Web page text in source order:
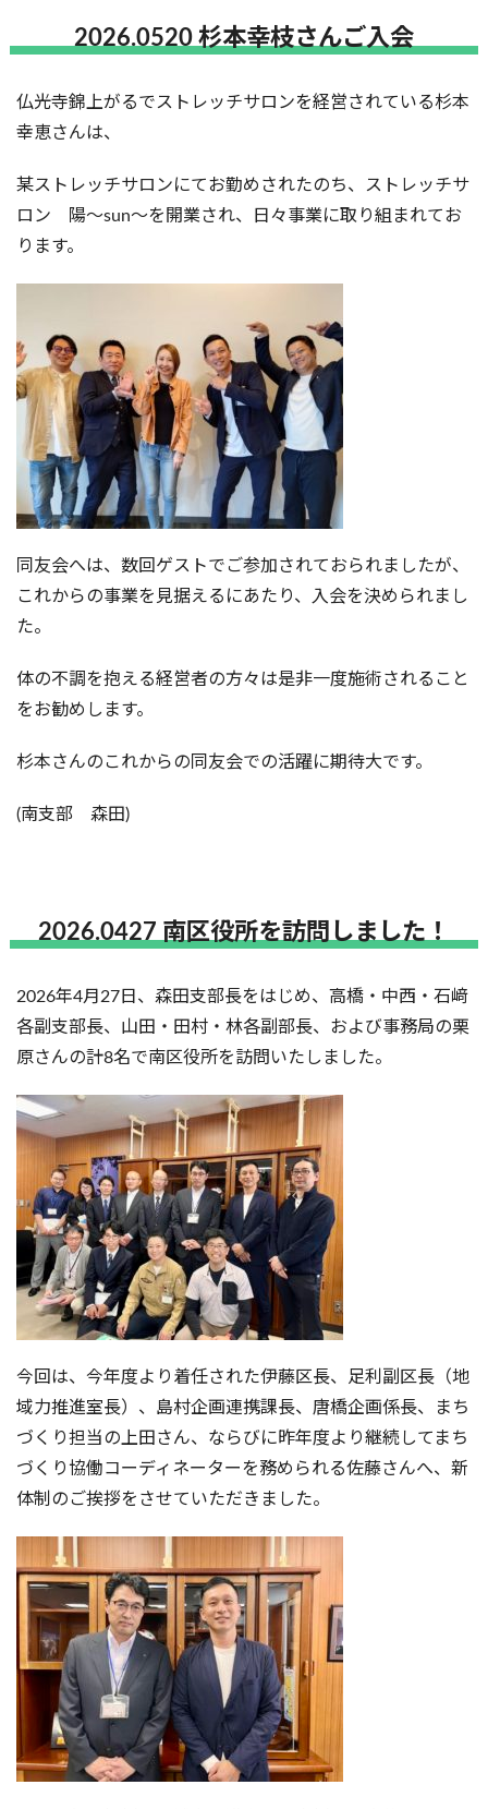
2026.0520 杉本幸枝さんご入会
仏光寺錦上がるでストレッチサロンを経営されている杉本
幸恵さんは、
某ストレッチサロンにてお勤めされたのち、ストレッチサ
ロン 陽〜sun〜を開業され、日々事業に取り組まれてお
ります。
同友会へは、数回ゲストでご参加されておられましたが、
これからの事業を見据えるにあたり、入会を決められまし
た。
体の不調を抱える経営者の方々は是非一度施術されること
をお勧めします。
杉本さんのこれからの同友会での活躍に期待大です。
(南支部 森田)
2026.0427 南区役所を訪問しました！
2026年4月27日、森田支部長をはじめ、高橋・中西・石﨑
各副支部長、山田・田村・林各副部長、および事務局の栗
原さんの計8名で南区役所を訪問いたしました。
今回は、今年度より着任された伊藤区長、足利副区長（地
域力推進室長）、島村企画連携課長、唐橋企画係長、まち
づくり担当の上田さん、ならびに昨年度より継続してまち
づくり協働コーディネーターを務められる佐藤さんへ、新
体制のご挨拶をさせていただきました。